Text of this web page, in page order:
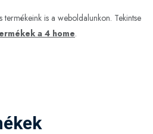
is a weboldalunkon. Tekintse
a 4 home.